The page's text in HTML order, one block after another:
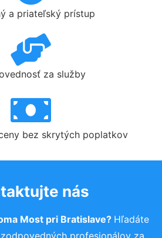
a priateľský prístup
za služby
bez skrytých poplatkov
nás
Most pri Bratislave? Hľadáte
profesionálov za